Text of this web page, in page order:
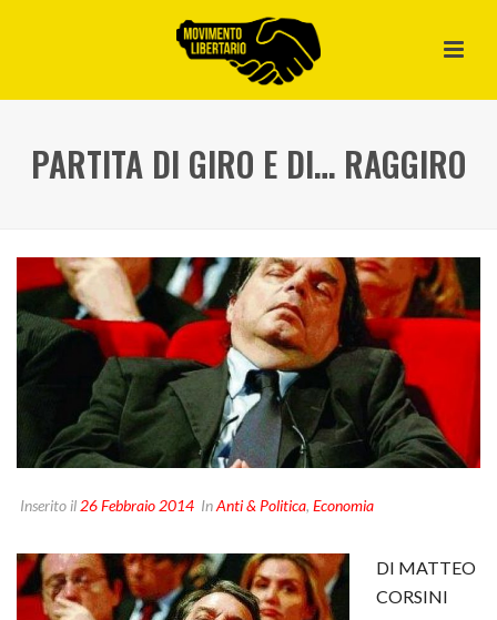
PARTITA DI GIRO E DI… RAGGIRO
Inserito il 26 Febbraio 2014 InAnti & Politica, Economia
DI MATTEO
CORSINI